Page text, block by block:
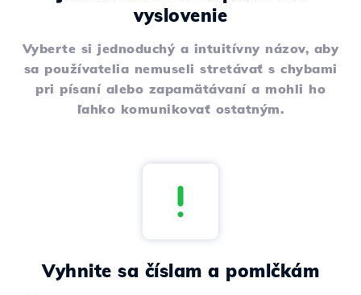
vyslovenie
Vyberte si jednoduchý a intuitívny názov, aby
sa používatelia nemuseli stretávať s chybami
pri písaní alebo zapamätávaní a mohli ho
ľahko komunikovať ostatným.
Vyhnite sa číslam a pomlčkám